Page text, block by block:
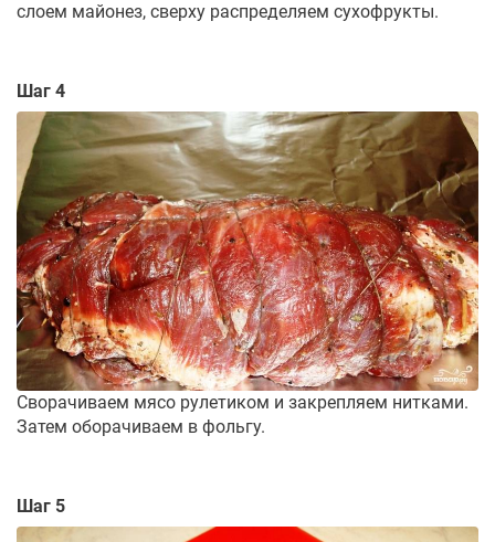
слоем майонез, сверху распределяем сухофрукты.
Шаг 4
Сворачиваем мясо рулетиком и закрепляем нитками.
Затем оборачиваем в фольгу.
Шаг 5